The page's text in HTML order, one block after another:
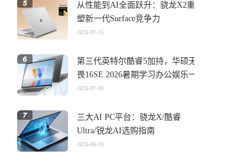
从性能到AI全面跃升：骁龙X2重
塑新一代Surface竞争力
2026-07-15
第三代英特尔酷睿5加持，华硕无
畏16SE 2026暑期学习办公娱乐一
机搞定
2026-07-08
三大AI PC平台：骁龙X/酷睿
Ultra/锐龙AI选购指南
2026-06-19